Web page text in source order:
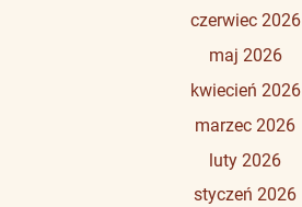
czerwiec 2026
maj 2026
kwiecień 2026
marzec 2026
luty 2026
styczeń 2026